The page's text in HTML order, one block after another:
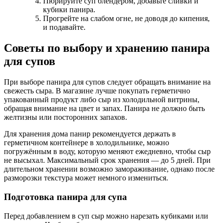
кубики панира.
Прогрейте на слабом огне, не доводя до кипения,
и подавайте.
Советы по выбору и хранению панира
для супов
При выборе панира для супов следует обращать внимание на
свежесть сыра. В магазине лучше покупать герметично
упакованный продукт либо сыр из холодильной витрины,
обращая внимание на цвет и запах. Панира не должно быть
желтизны или посторонних запахов.
Для хранения дома панир рекомендуется держать в
герметичном контейнере в холодильнике, можно
погружённым в воду, которую меняют ежедневно, чтобы сыр
не высыхал. Максимальный срок хранения — до 5 дней. При
длительном хранении возможно замораживание, однако после
разморозки текстура может немного измениться.
Подготовка панира для супа
Перед добавлением в суп сыр можно нарезать кубиками или